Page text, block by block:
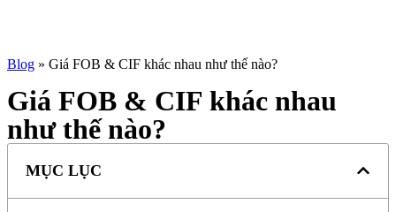
Blog » Giá FOB & CIF khác nhau như thế nào?
Giá FOB & CIF khác nhau
như thế nào?
MỤC LỤC